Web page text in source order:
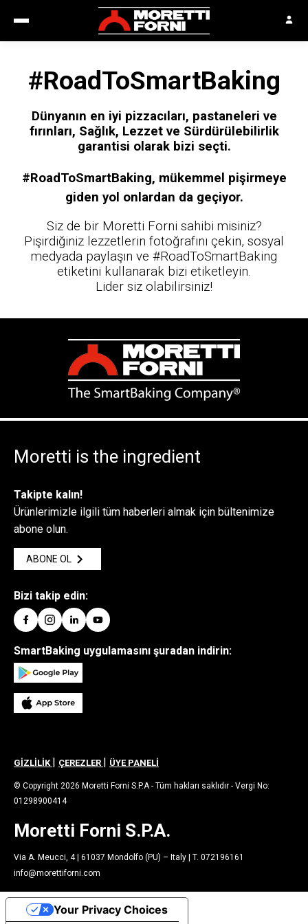
#RoadToSmartBaking
Dünyanın en iyi pizzacıları, pastaneleri ve
fırınları, Sağlık, Lezzet ve Sürdürülebilirlik
garantisi olarak bizi seçti.
#RoadToSmartBaking, mükemmel pişirmeye
giden yol onlardan da geçiyor.
Siz de bir Moretti Forni sahibi misiniz?
Pişirdiğiniz lezzetlerin fotoğrafını çekin, sosyal
medyada paylaşın ve #RoadToSmartBaking
etiketini kullanarak bizi etiketleyin.
Lider siz olabilirsiniz!
Moretti is the ingredient
Takipte kalın!
Ürünlerimizle ilgili tüm haberleri almak için bültenimize
abone olun.
ABONE OL
Bizi takip edin:
SmartBaking uygulamasını şuradan indirin:
GİZLİLİK | ÇEREZLER | ÜYE PANELİ
© Copyright 2026 Moretti Forni S.P.A - Tüm hakları saklıdır - Vergi No:
01298900414
Moretti Forni S.P.A.
Via A. Meucci, 4 | 61037 Mondolfo (PU) – Italy | T. 072196161
info@morettiforni.com
Your Privacy Choices